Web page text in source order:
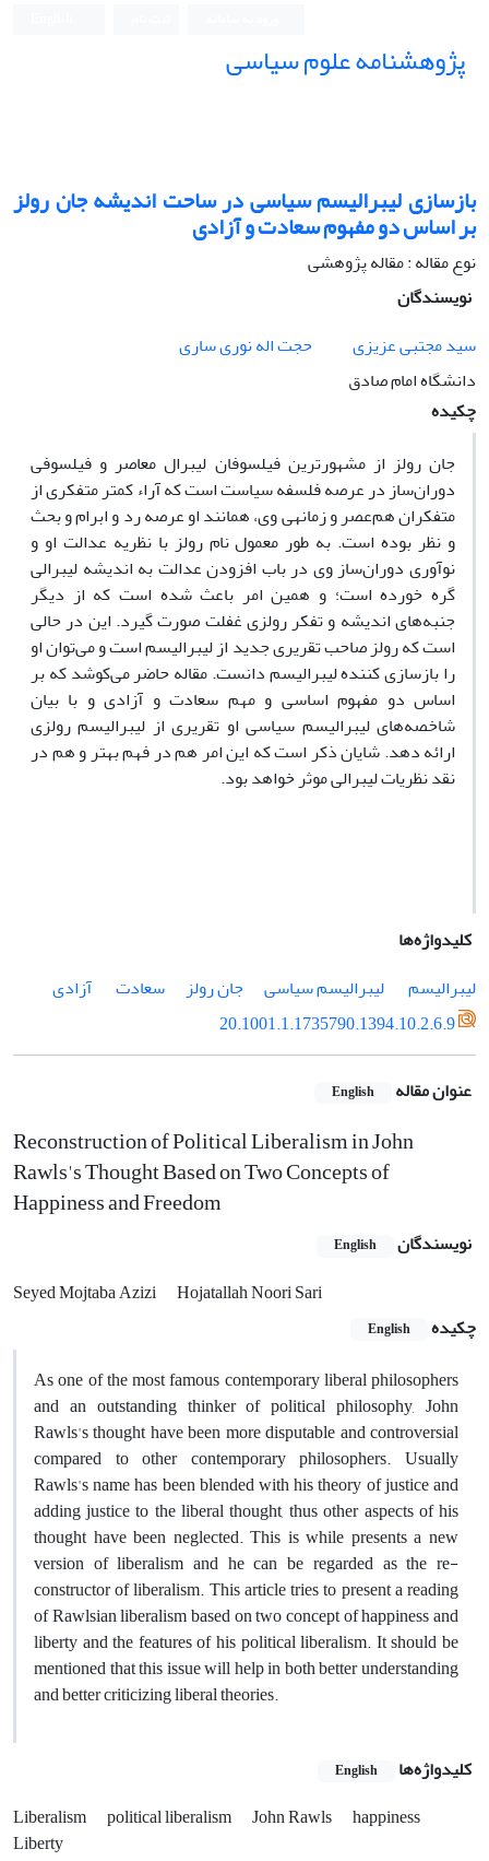
پژوهشنامه علوم سیاسی
بازسازی لیبرالیسم سیاسی در ساحت اندیشه جان رولز
بر اساس دو مفهوم سعادت و آزادی
نوع مقاله : مقاله پژوهشی
نویسندگان
سید مجتبی عزیزی
حجت اله نوری ساری
دانشگاه امام صادق
چکیده
جان رولز از مشهورترین فیلسوفان لیبرال معاصر و فیلسوفی
دوران‌ساز در عرصه فلسفه سیاست است که آراء کمتر متفکری از
متفکران هم‌عصر و زمانه­ی وی،‌ همانند او عرصه رد و ابرام و بحث
و نظر بوده است. به طور معمول نام رولز با نظریه عدالت او و
نوآوری دوران‌ساز وی در باب افزودن عدالت به اندیشه لیبرالی
گره‌ خورده است؛ و همین امر باعث شده است که از دیگر
جنبه‌های اندیشه و تفکر رولزی غفلت صورت گیرد. این در حالی
است که رولز صاحب تقریری جدید از لیبرالیسم است و می‌توان او
را باز‌سازی کننده لیبرالیسم دانست. مقاله حاضر می‌کوشد که بر
اساس دو مفهوم اساسی و مهم سعادت و آزادی و با بیان
شاخصه‌های لیبرالیسم سیاسی او تقریری از لیبرالیسم رولزی
ارائه دهد. شایان ذکر است که این امر هم در فهم بهتر و هم در
نقد نظریات لیبرالی موثر خواهد بود.
کلیدواژه‌ها
لیبرالیسم
‌ لیبرالیسم سیاسی جان رولز سعادت
‌ آزادی
20.1001.1.1735790.1394.10.2.6.9
عنوان مقاله English
Reconstruction of Political Liberalism in John
Rawls's Thought Based on Two Concepts of
Happiness and Freedom
نویسندگان English
Seyed Mojtaba Azizi
Hojatallah Noori Sari
چکیده
English
As one of the most famous contemporary liberal philosophers
and an outstanding thinker of political philosophy, John
Rawls's thought have been more disputable and controversial
compared to other contemporary philosophers. Usually
Rawls's name has been blended with his theory of justice and
adding justice to the liberal thought, thus other aspects of his
thought have been neglected. This is while presents a new
version of liberalism and he can be regarded as the re-
constructor of liberalism. This article tries to present a reading
of Rawlsian liberalism based on two concept of happiness and
liberty and the features of his political liberalism. It should be
mentioned that this issue will help in both better understanding
and better criticizing liberal theories.
کلیدواژه‌ها English
Liberalism political liberalism John Rawls
happiness
Liberty